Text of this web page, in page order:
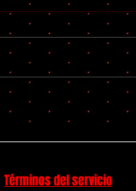
Términos del servicio